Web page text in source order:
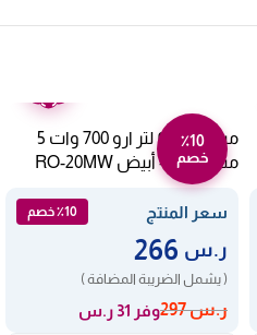
٪10
خصم
ميكرويف ٢٠ لتر ارو 700 وات 5
مستويات – أبيض RO-20MW
سعر المنتج ٪10 خصم
ر.س
( يشمل الضريبة المضافة )
ر.س297 وفر 31 ر.س